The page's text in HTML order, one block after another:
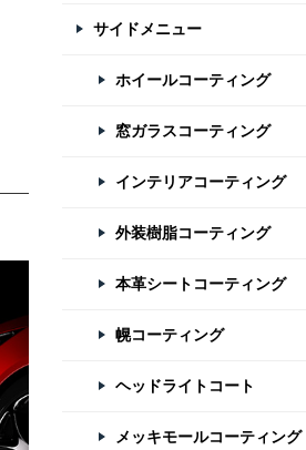
サイドメニュー
ホイールコーティング
窓ガラスコーティング
インテリアコーティング
外装樹脂コーティング
本革シートコーティング
幌コーティング
ヘッドライトコート
メッキモールコーティング